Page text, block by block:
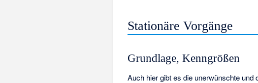
Stationäre Vorgänge
Grundlage, Kenngrößen
Auch hier gibt es die unerwünschte